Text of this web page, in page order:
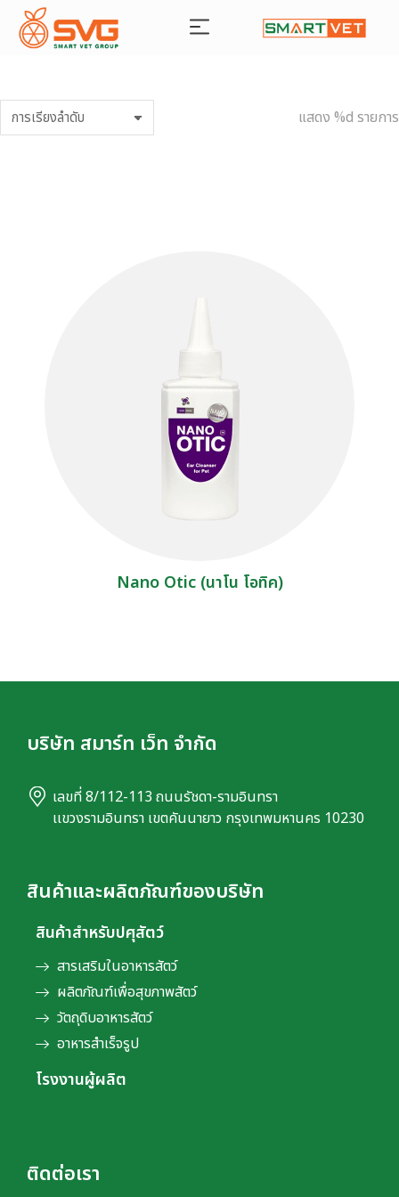
แสดง %d รายการ
Nano Otic (นาโน โอทิค)
บริษัท สมาร์ท เว็ท จำกัด
เลขที่ 8/112-113 ถนนรัชดา-รามอินทรา
เเขวงรามอินทรา เขตคันนายาว กรุงเทพมหานคร 10230
สินค้าและผลิตภัณฑ์ของบริษัท
สินค้าสำหรับปศุสัตว์
สารเสริมในอาหารสัตว์
ผลิตภัณฑ์เพื่อสุขภาพสัตว์
วัตถุดิบอาหารสัตว์
อาหารสำเร็จรูป
โรงงานผู้ผลิต
ติดต่อเรา